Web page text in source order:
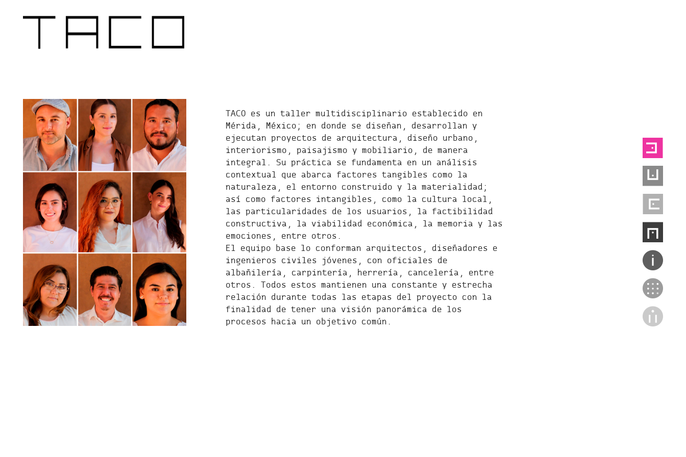
TACO es un taller multidisciplinario establecido en
Mérida, México; en donde se diseñan, desarrollan y
ejecutan proyectos de arquitectura, diseño urbano,
interiorismo, paisajismo y mobiliario, de manera
integral. Su práctica se fundamenta en un análisis
contextual que abarca factores tangibles como la
naturaleza, el entorno construido y la materialidad;
así como factores intangibles, como la cultura local,
las particularidades de los usuarios, la factibilidad
constructiva, la viabilidad económica, la memoria y las
emociones, entre otros.
El equipo base lo conforman arquitectos, diseñadores e
ingenieros civiles jóvenes, con oficiales de
albañilería, carpintería, herrería, cancelería, entre
otros. Todos estos mantienen una constante y estrecha
relación durante todas las etapas del proyecto con la
finalidad de tener una visión panorámica de los
procesos hacia un objetivo común.